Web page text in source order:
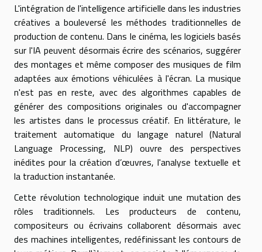
L'intégration de l'intelligence artificielle dans les industries
créatives a bouleversé les méthodes traditionnelles de
production de contenu. Dans le cinéma, les logiciels basés
sur l'IA peuvent désormais écrire des scénarios, suggérer
des montages et même composer des musiques de film
adaptées aux émotions véhiculées à l'écran. La musique
n'est pas en reste, avec des algorithmes capables de
générer des compositions originales ou d'accompagner
les artistes dans le processus créatif. En littérature, le
traitement automatique du langage naturel (Natural
Language Processing, NLP) ouvre des perspectives
inédites pour la création d’œuvres, l'analyse textuelle et
la traduction instantanée.
Cette révolution technologique induit une mutation des
rôles traditionnels. Les producteurs de contenu,
compositeurs ou écrivains collaborent désormais avec
des machines intelligentes, redéfinissant les contours de